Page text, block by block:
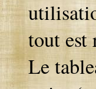
tout est
Le